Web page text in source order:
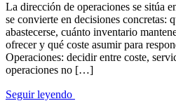
La dirección de operaciones se sitúa
se convierte en decisiones concretas:
abastecerse, cuánto inventario
ofrecer y qué coste asumir para
Operaciones: decidir entre coste,
operaciones no […]
Seguir leyendo